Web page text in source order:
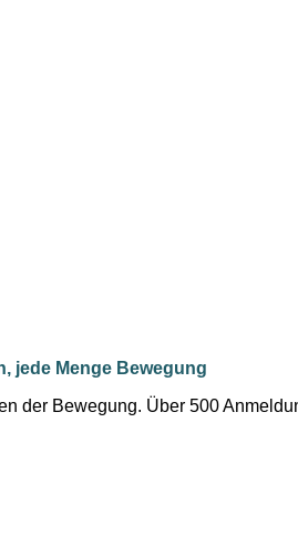
jede Menge Bewegung
der Bewegung. Über 500